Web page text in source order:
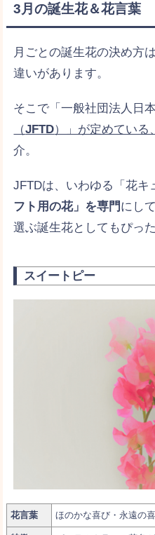
3月の誕生花＆花言葉
月ごとの誕生花の決め方
違いがあります。
そこで「一般社団法人日
（JFTD）」が定めている
介。
JFTDは、いわゆる「花キ
フト用の花」を専門にし
選ぶ誕生花としてもぴっ
スイートピー
花言葉 ほのかな喜び・永遠の